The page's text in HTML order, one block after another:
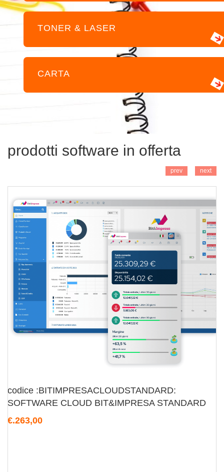
TONER & LASER
CARTA
prodotti software in offerta
AGGIUNGI
codice :BITIMPRESACLOUDSTANDARD:
SOFTWARE CLOUD BIT&IMPRESA STANDARD
€.263,00
prev next